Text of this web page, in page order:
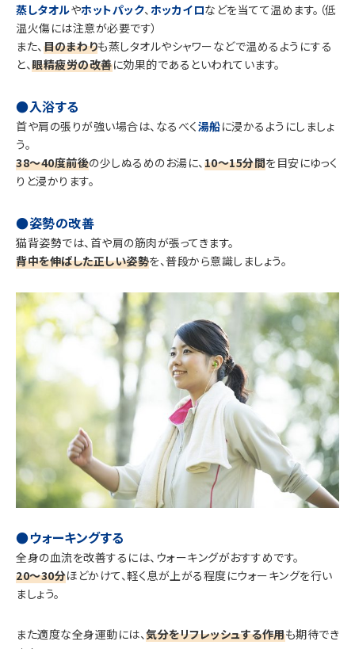
蒸しタオルやホットパック、 ホッカイロなどを当てて温めます。（低
温火傷には注意が必要です）
また、 目のまわりも蒸しタオルやシャワーなどで温めるようにする
と、眼精疲労の改善に効果的であるといわれています。
●入浴する
首や肩の張りが強い場合は、なるべく湯船に浸かるようにしましょ
う。
38〜40度前後の少しぬるめのお湯に、 10〜15分間を目安にゆっく
りと浸かります。
●姿勢の改善
猫背姿勢では、首や肩の筋肉が張ってきます。
背中を伸ばした正しい姿勢を、普段から意識しましょう。
●ウォーキングする
全身の血流を改善するには、ウォーキングがおすすめです。
20〜30分ほどかけて、軽く息が上がる程度にウォーキングを行い
ましょう。
また適度な全身運動には、気分をリフレッシュする作用も期待でき